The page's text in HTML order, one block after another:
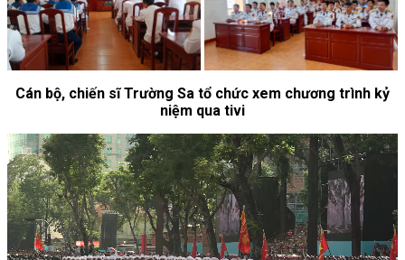
Cán bộ, chiến sĩ Trường Sa tổ chức xem chương trình kỷ
niệm qua tivi